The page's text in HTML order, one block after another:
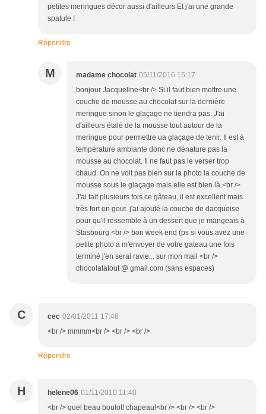
petites meringues décor aussi d'ailleurs Et j'ai une grande
spatule !
Répondre
M madame chocolat 05/11/2016 15:17
bonjour Jacqueline<br /> Si il faut bien mettre une
couche de mousse au chocolat sur la dernière
meringue sinon le glaçage ne tiendra pas. J'ai
d'ailleurs étalé de la mousse tout autour de la
meringue pour permettre ua glaçage de tenir. Il est à
température ambiante donc ne dénature pas la
mousse au chocolat. Il ne faut pas le verser trop
chaud. On ne voit pas bien sur la photo la couche de
mousse sous le glaçage mais elle est bien là.<br />
J'ai fait plusieurs fois ce gâteau, il est excellent mais
très fort en gout. j'ai ajouté la couche de dacquoise
pour qu'il ressemble à un dessert que je mangeais à
Stasbourg.<br /> bon week end (ps si vous avez une
petite photo a m'envoyer de votre gateau une fois
terminé j'en serai ravie... sur mon mail <br />
chocolatatout @ gmail.com (sans espaces)
C cec 02/01/2011 17:48
<br /> mmmm<br /> <br /> <br />
Répondre
H helene06 01/11/2010 11:40
<br /> quel beau boulot! chapeau!<br /> <br /> <br />